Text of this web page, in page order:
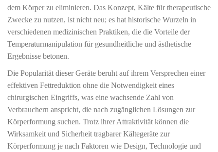
dem Körper zu eliminieren. Das Konzept, Kälte für therapeutische
Zwecke zu nutzen, ist nicht neu; es hat historische Wurzeln in
verschiedenen medizinischen Praktiken, die die Vorteile der
Temperaturmanipulation für gesundheitliche und ästhetische
Ergebnisse betonen.
Die Popularität dieser Geräte beruht auf ihrem Versprechen einer
effektiven Fettreduktion ohne die Notwendigkeit eines
chirurgischen Eingriffs, was eine wachsende Zahl von
Verbrauchern anspricht, die nach zugänglichen Lösungen zur
Körperformung suchen. Trotz ihrer Attraktivität können die
Wirksamkeit und Sicherheit tragbarer Kältegeräte zur
Körperformung je nach Faktoren wie Design, Technologie und